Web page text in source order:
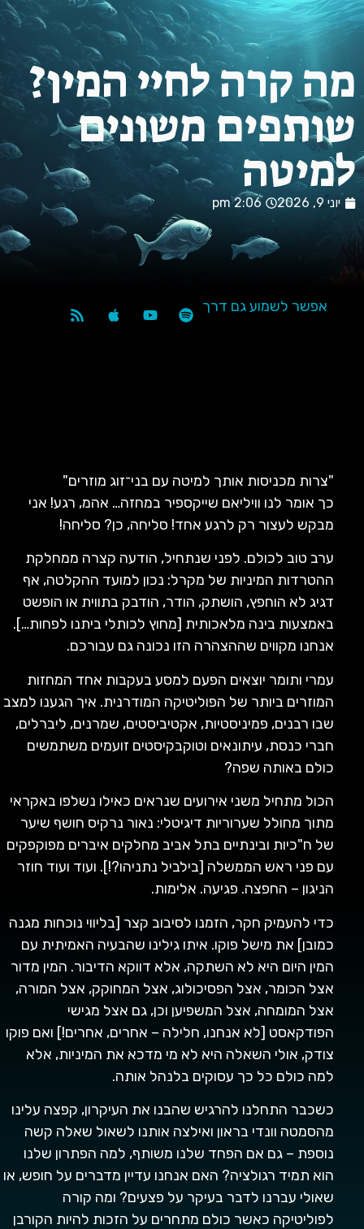
קרה לחיי המין?
משונים
2026
2:06 pm
אפשר לשמוע גם דרך
"צרות מכניסות אותך למיטה עם בני־זוג מוזרים"
כך אומר לנו וויליאם שייקספיר במחזה… אהמ, רגע! אני
מבקש לעצור רק לרגע אחד! סליחה, כן? סליחה!
ערב טוב לכולם. לפני שנתחיל, הודעה קצרה ממחלקת
ההטרדות המיניות של מקרל: נכון למועד ההקלטה, אף
דגיג לא הוחפץ, הושתק, הודר, הודבק בתווית או הופשט
באמצעות בינה מלאכותית [מחוץ לכותלי ביתנו לפחות…].
אנחנו מקווים שההצהרה הזו נכונה גם עבורכם.
עמרי ותומר יוצאים הפעם למסע בעקבות אחד המחזות
המוזרים ביותר של הפוליטיקה המודרנית. איך הגענו למצב
שבו רבנים, פמיניסטיות, אקטיביסטים, שמרנים, ליברלים,
חברי כנסת, עיתונאים וטוקבקיסטים זועמים משתמשים
כולם באותה שפה?
הכול מתחיל משני אירועים שנראים כאילו נשלפו באקראי
מתוך מחולל שערוריות דיגיטלי: נאור נרקיס חושף שיער
של ח"כיות ובינתיים בתל אביב מחלקים איברים מפוקפקים
עם פני ראש הממשלה [בילביל נתניהו?!]. ועוד ועוד חוזר
הניגון – החפצה. פגיעה. אלימות.
כדי להעמיק חקר, הזמנו לסיבוב קצר [בליווי נוכחות מגנה
כמובן] את מישל פוקו. איתו גילינו שהבעיה האמיתית עם
המין היום היא לא השתקה, אלא דווקא הדיבור. המין מדור
אצל הכומר, אצל הפסיכולוג, אצל המחוקק, אצל המורה,
אצל המומחה, אצל המשפיען וכן, גם אצל מגישי
הפודקאסט [לא אנחנו, חלילה – אחרים, אחרים!] ואם פוקו
צודק, אולי השאלה היא לא מי מדכא את המיניות, אלא
למה כולם כל כך עסוקים בלנהל אותה.
כשכבר התחלנו להרגיש שהבנו את העיקרון, קפצה עלינו
מהסמטה וונדי בראון ואילצה אותנו לשאול שאלה קשה
נוספת – גם אם הפחד שלנו משותף, למה הפתרון שלנו
הוא תמיד רגולציה? האם אנחנו עדיין מדברים על חופש, או
שאולי עברנו לדבר בעיקר על פצעים? ומה קורה
לפוליטיקה כאשר כולם מתחרים על הזכות להיות הקורבן